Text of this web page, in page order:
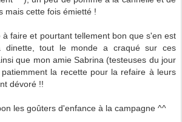
mais cette fois émietté !
à faire et pourtant tellement bon que s'en est
dinette, tout le monde a craqué sur ces
que mon amie Sabrina (testeuses du jour
la recette pour la refaire à leurs
dévoré !!
les goûters d'enfance à la campagne ^^